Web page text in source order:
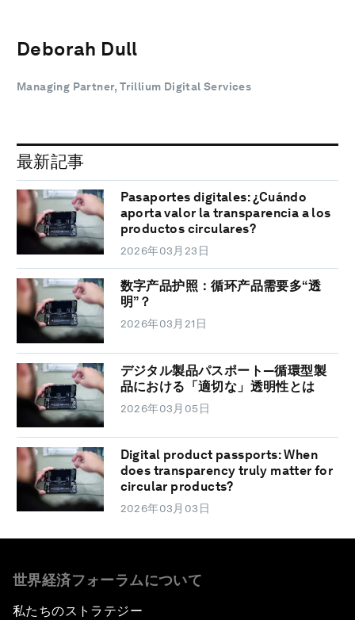
Deborah Dull
Managing Partner, Trillium Digital Services
最新記事
Pasaportes digitales: ¿Cuándo
aporta valor la transparencia a los
productos circulares?
2026年03月23日
数字产品护照：循环产品需要多“透
明”？
2026年03月21日
デジタル製品パスポート―循環型製
品における「適切な」透明性とは
2026年03月05日
Digital product passports: When
does transparency truly matter for
circular products?
2026年03月03日
世界経済フォーラムについて
私たちのストラテジー